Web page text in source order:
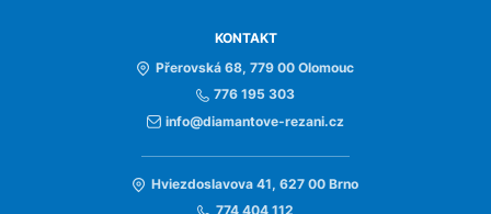
KONTAKT
Přerovská 68, 779 00 Olomouc
776 195 303
info@diamantove-rezani.cz
Hviezdoslavova 41, 627 00 Brno
774 404 112